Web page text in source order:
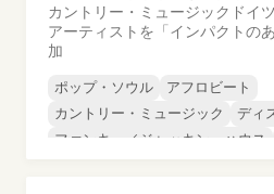
カントリー・ミュージック ドイ
アーティストを「インパクトの
加
ポップ・ソウル
アフロビート
カントリー・ミュージック
ディ
ファンキー／ジャッキン・ハウス